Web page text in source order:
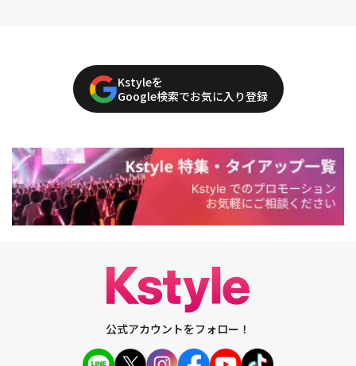
Kstyleを
Google検索でお気に入り登録
公式アカウントをフォロー！